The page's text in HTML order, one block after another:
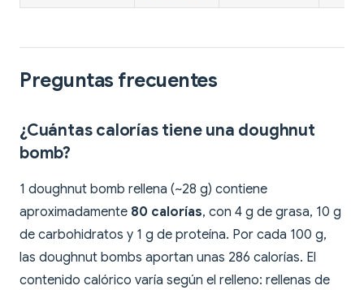
Preguntas frecuentes
¿Cuántas calorías tiene una doughnut
bomb?
1 doughnut bomb rellena (~28 g) contiene
aproximadamente 80 calorías, con 4 g de grasa, 10 g
de carbohidratos y 1 g de proteína. Por cada 100 g,
las doughnut bombs aportan unas 286 calorías. El
contenido calórico varía según el relleno: rellenas de